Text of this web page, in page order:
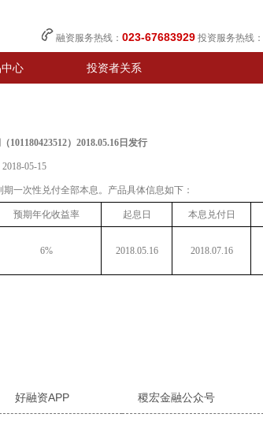
融资服务热线： 023-67683929 投资服务热线：
心 投资者关系
101180423512）2018.05.16日发行
05-15
一次性兑付全部本息。 产品具体信息如下：
预期年化收益率 起息日 本息兑付日
6% 2018.05.16 2018.07.16
好融资APP 稷宏金融公众号